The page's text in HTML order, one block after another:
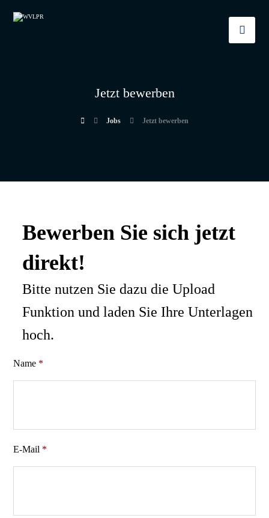
Jetzt bewerben
Jobs Jetzt bewerben
Bewerben Sie sich jetzt
direkt!
Bitte nutzen Sie dazu die Upload
Funktion und laden Sie Ihre Unterlagen
hoch.
Name *
E-Mail *